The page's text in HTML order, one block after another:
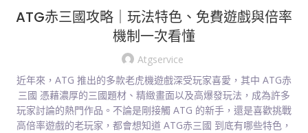
ATG赤三國攻略｜玩法特色、免費遊戲與倍率
機制一次看懂
Atgservice
近年來，ATG 推出的多款老虎機遊戲深受玩家喜愛，其中 ATG赤
三國 憑藉濃厚的三國題材、精緻畫面以及高爆發玩法，成為許多
玩家討論的熱門作品。不論是剛接觸 ATG 的新手，還是喜歡挑戰
高倍率遊戲的老玩家，都會想知道 ATG赤三國 到底有哪些特色，